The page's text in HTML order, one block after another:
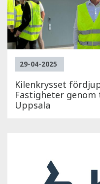
29-04-2025
Kilenkrysset
Fastigheter genom
Uppsala